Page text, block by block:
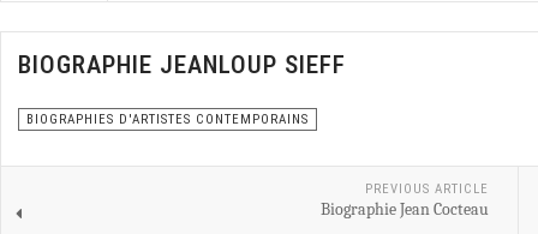
BIOGRAPHIE JEANLOUP SIEFF
BIOGRAPHIES D'ARTISTES CONTEMPORAINS
PREVIOUS ARTICLE
Biographie Jean Cocteau